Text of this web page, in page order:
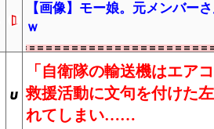
【画像】モー娘。元メンバー
ｗ
「自衛隊の輸送機はエア
救援活動に文句を付けた
れてしまい……